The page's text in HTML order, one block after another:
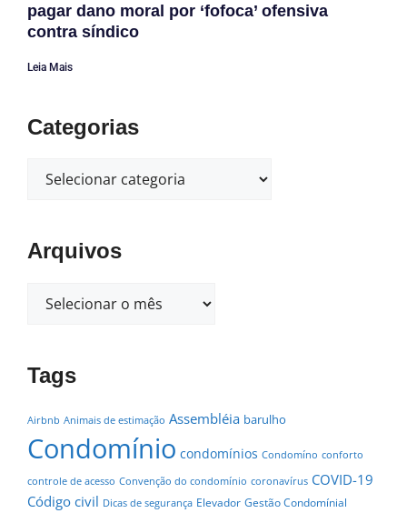
pagar dano moral por ‘fofoca’ ofensiva
contra síndico
Leia Mais
Categorias
Arquivos
Tags
Airbnb Animais de estimação Assembléia barulho
Condomínio condomínios Condomíno conforto
controle de acesso Convenção do condomínio coronavírus COVID-19
Código civil Dicas de segurança Elevador Gestão Condomínial